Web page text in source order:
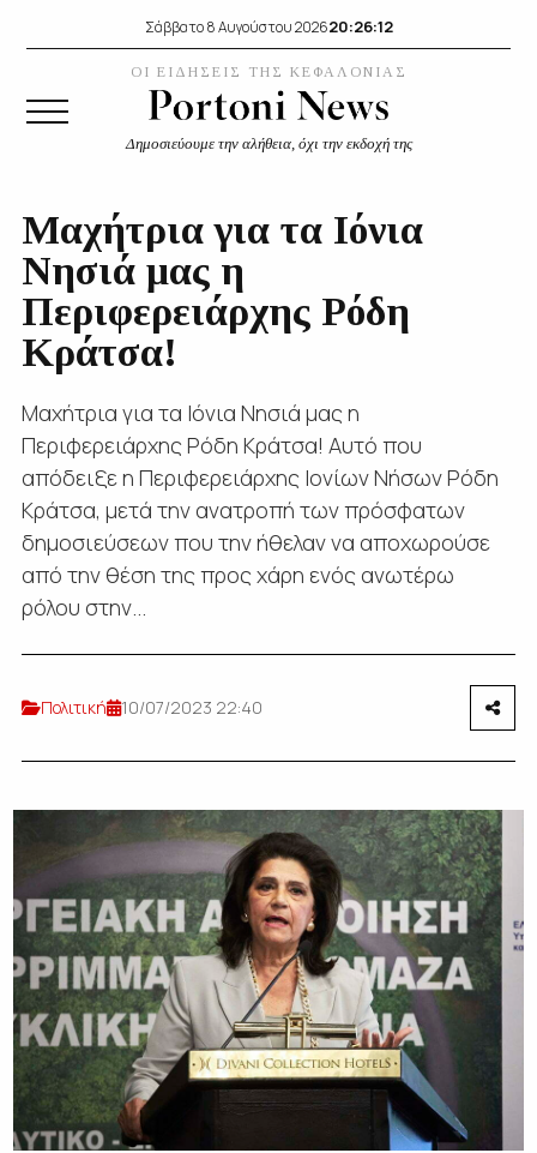
Σάββατο 8 Αυγούστου 202620:26:13
ΟΙ ΕΙΔΗΣΕΙΣ ΤΗΣ ΚΕΦΑΛΟΝΙΑΣ
Δημοσιεύουμε την αλήθεια, όχι την εκδοχή της
Μαχήτρια για τα Ιόνια
Νησιά μας η
Περιφερειάρχης Ρόδη
Κράτσα!
Μαχήτρια για τα Ιόνια Νησιά μας η
Περιφερειάρχης Ρόδη Κράτσα! Αυτό που
απόδειξε η Περιφερειάρχης Ιονίων Νήσων Ρόδη
Κράτσα, μετά την ανατροπή των πρόσφατων
δημοσιεύσεων που την ήθελαν να αποχωρούσε
από την θέση της προς χάρη ενός ανωτέρω
ρόλου στην...
Πολιτική 10/07/2023 22:40